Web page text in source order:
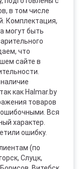
в том числе
Комплектация,
могут быть
что
сайте в
как Halmar.by
товаров
Вся
характер.
ошибку.
(по
Слуцк,